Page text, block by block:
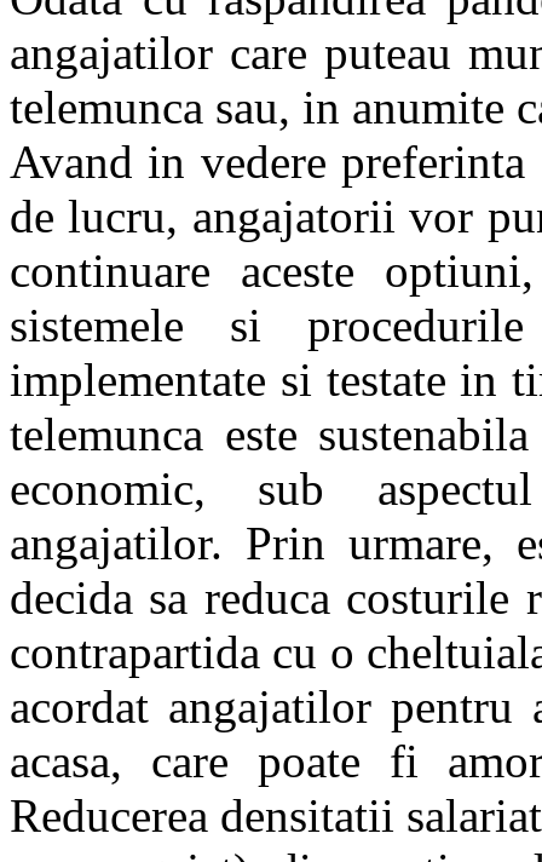
angajatilor care puteau
telemunca sau, in anumite
Avand in vedere
de lucru, angajatorii vor
continuare aceste
sistemele si
implementate si testate in
telemunca este
economic, sub
angajatilor. Prin urmare,
decida sa reduca
contrapartida cu o
acordat angajatilor pentru
acasa, care poate fi
Reducerea densitatii